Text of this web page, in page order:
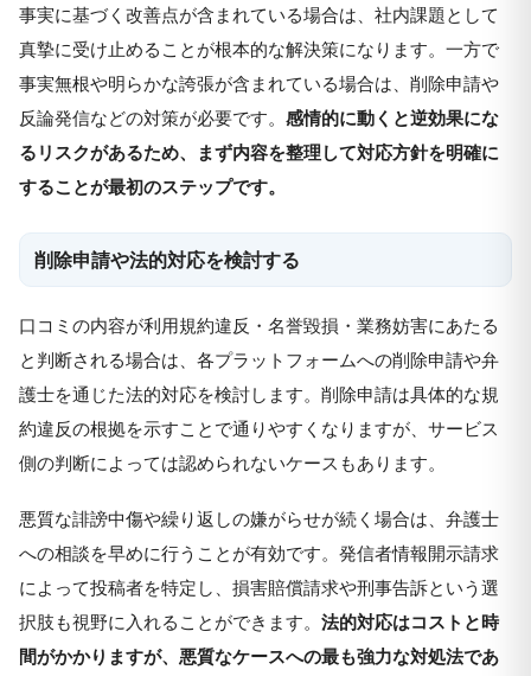
事実に基づく改善点が含まれている場合は、社内課題として
真摯に受け止めることが根本的な解決策になります。一方で
事実無根や明らかな誇張が含まれている場合は、削除申請や
反論発信などの対策が必要です。 感情的に動くと逆効果にな
るリスクがあるため、まず内容を整理して対応方針を明確に
することが最初のステップです。
削除申請や法的対応を検討する
口コミの内容が利用規約違反・名誉毀損・業務妨害にあたる
と判断される場合は、各プラットフォームへの削除申請や弁
護士を通じた法的対応を検討します。削除申請は具体的な規
約違反の根拠を示すことで通りやすくなりますが、サービス
側の判断によっては認められないケースもあります。
悪質な誹謗中傷や繰り返しの嫌がらせが続く場合は、弁護士
への相談を早めに行うことが有効です。発信者情報開示請求
によって投稿者を特定し、損害賠償請求や刑事告訴という選
択肢も視野に入れることができます。 法的対応はコストと時
間がかかりますが、悪質なケースへの最も強力な対処法であ